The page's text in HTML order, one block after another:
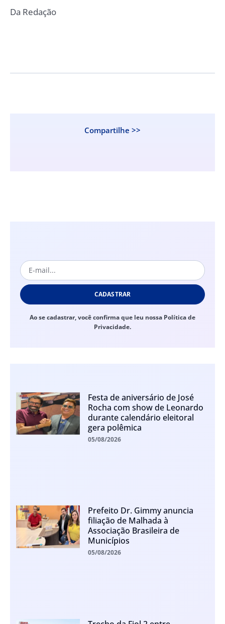
Da Redação
Compartilhe >>
CADASTRAR
Ao se cadastrar, você confirma que leu nossa Política de
Privacidade.
Festa de aniversário de José
Rocha com show de Leonardo
durante calendário eleitoral
gera polêmica
05/08/2026
Prefeito Dr. Gimmy anuncia
filiação de Malhada à
Associação Brasileira de
Municípios
05/08/2026